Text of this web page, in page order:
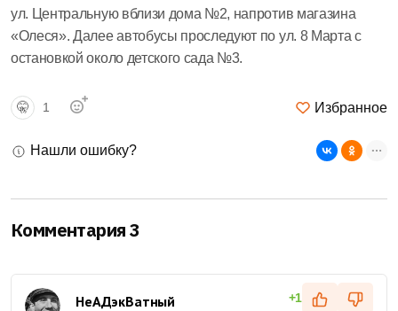
ул. Центральную вблизи дома №2, напротив магазина
«Олеся». Далее автобусы проследуют по ул. 8 Марта с
остановкой около детского сада №3.
🤫 1 Избранное
Нашли ошибку?
Комментария 3
НеАДэкВатный +1